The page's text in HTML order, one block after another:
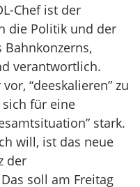
Chef ist der
die Politik und der
verantwortlich.
“deeskalieren” zu
für eine
stark.
will, ist das neue
der
soll am Freitag